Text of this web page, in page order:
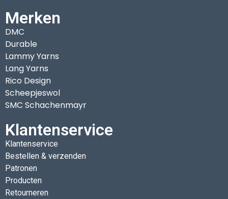
Merken
DMC
Durable
Lammy Yarns
Lang Yarns
Rico Design
Scheepjeswol
SMC Schachenmayr
Klantenservice
Klantenservice
Bestellen & verzenden
Patronen
Producten
Retourneren